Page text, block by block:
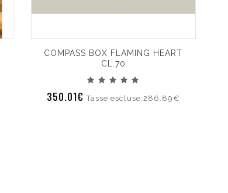
COMPASS BOX FLAMING HEART
CL.70
350.01€Tasse escluse:286.89€